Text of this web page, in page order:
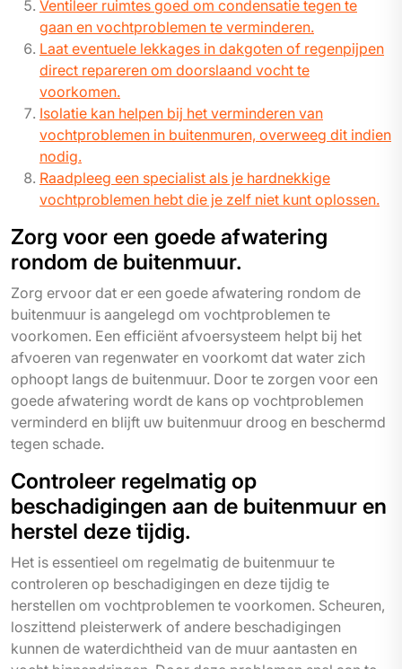
Ventileer ruimtes goed om condensatie tegen te
gaan en vochtproblemen te verminderen.
Laat eventuele lekkages in dakgoten of regenpijpen
direct repareren om doorslaand vocht te
voorkomen.
Isolatie kan helpen bij het verminderen van
vochtproblemen in buitenmuren, overweeg dit indien
nodig.
Raadpleeg een specialist als je hardnekkige
vochtproblemen hebt die je zelf niet kunt oplossen.
Zorg voor een goede afwatering
rondom de buitenmuur.
Zorg ervoor dat er een goede afwatering rondom de
buitenmuur is aangelegd om vochtproblemen te
voorkomen. Een efficiënt afvoersysteem helpt bij het
afvoeren van regenwater en voorkomt dat water zich
ophoopt langs de buitenmuur. Door te zorgen voor een
goede afwatering wordt de kans op vochtproblemen
verminderd en blijft uw buitenmuur droog en beschermd
tegen schade.
Controleer regelmatig op
beschadigingen aan de buitenmuur en
herstel deze tijdig.
Het is essentieel om regelmatig de buitenmuur te
controleren op beschadigingen en deze tijdig te
herstellen om vochtproblemen te voorkomen. Scheuren,
loszittend pleisterwerk of andere beschadigingen
kunnen de waterdichtheid van de muur aantasten en